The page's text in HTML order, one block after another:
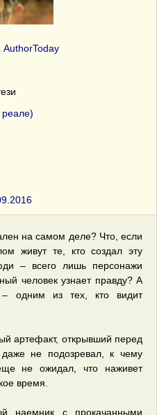
AuthorToday
реале)
на самом деле? Что, если
живут те, кто создал эту
– всего лишь персонажи
человек узнает правду? А
одним из тех, кто видит
артефакт, открывший перед
не подозревал, к чему
не ожидал, что наживет
время.
наемник с прокачанными